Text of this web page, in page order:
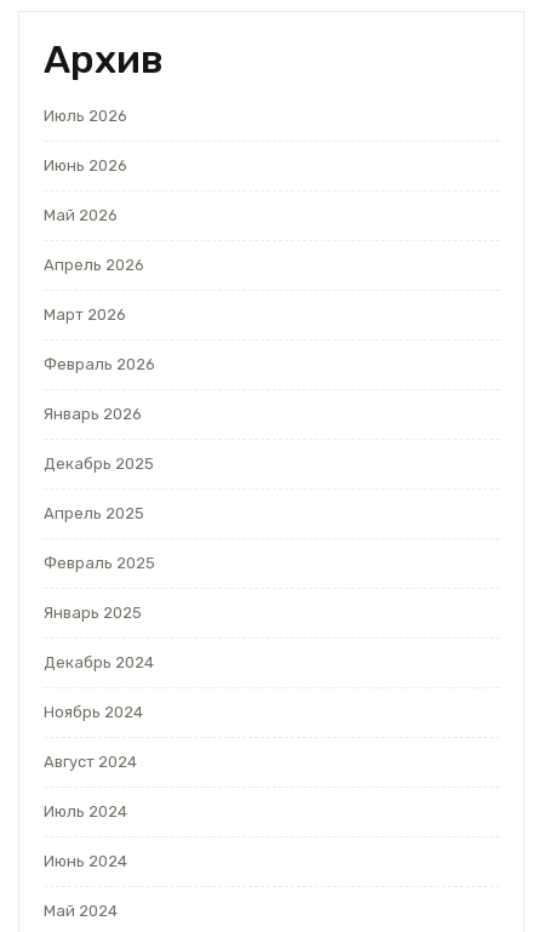
Архив
Июль 2026
Июнь 2026
Май 2026
Апрель 2026
Март 2026
Февраль 2026
Январь 2026
Декабрь 2025
Апрель 2025
Февраль 2025
Январь 2025
Декабрь 2024
Ноябрь 2024
Август 2024
Июль 2024
Июнь 2024
Май 2024